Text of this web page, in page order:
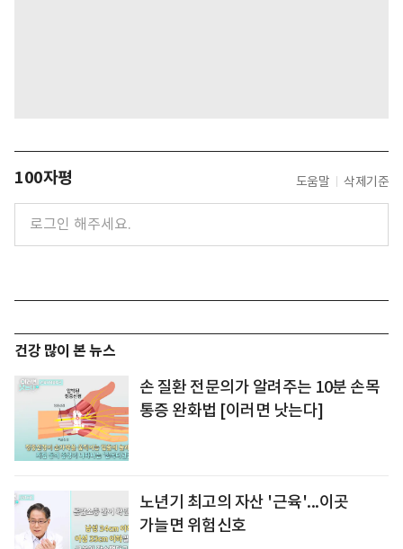
100자평 도움말 삭제기준
건강 많이 본 뉴스
손 질환 전문의가 알려주는 10분 손목
통증 완화법 [이러면 낫는다]
노년기 최고의 자산 '근육'...이곳
가늘면 위험신호